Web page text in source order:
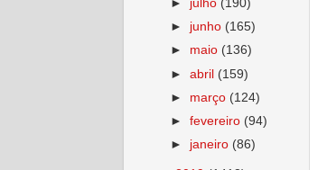
► julho (190)
► junho (165)
► maio (136)
►abril (159)
► março (124)
►fevereiro (94)
► janeiro (86)